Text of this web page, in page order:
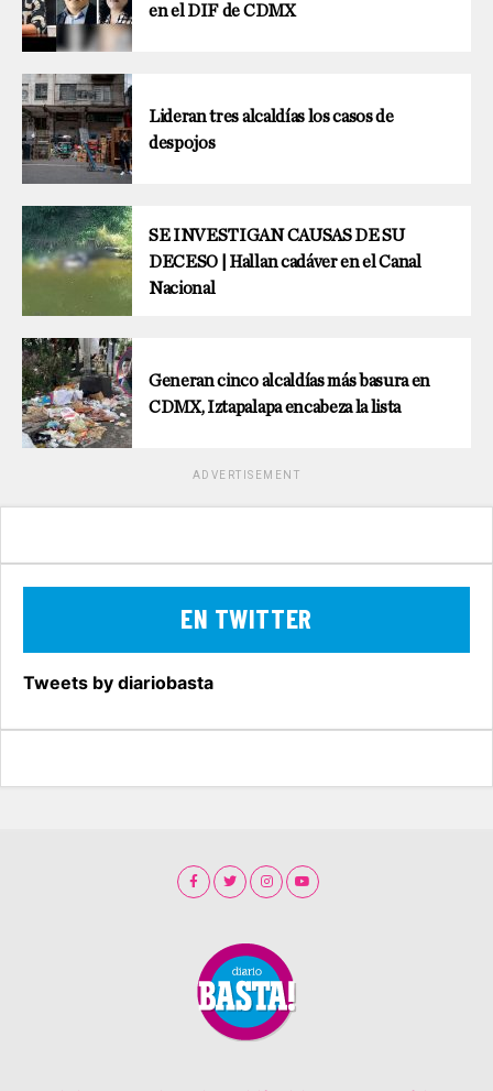
en el DIF de CDMX
Lideran tres alcaldías los casos de
despojos
SE INVESTIGAN CAUSAS DE SU
DECESO | Hallan cadáver en el Canal
Nacional
Generan cinco alcaldías más basura en
CDMX, Iztapalapa encabeza la lista
ADVERTISEMENT
EN TWITTER
Tweets by diariobasta